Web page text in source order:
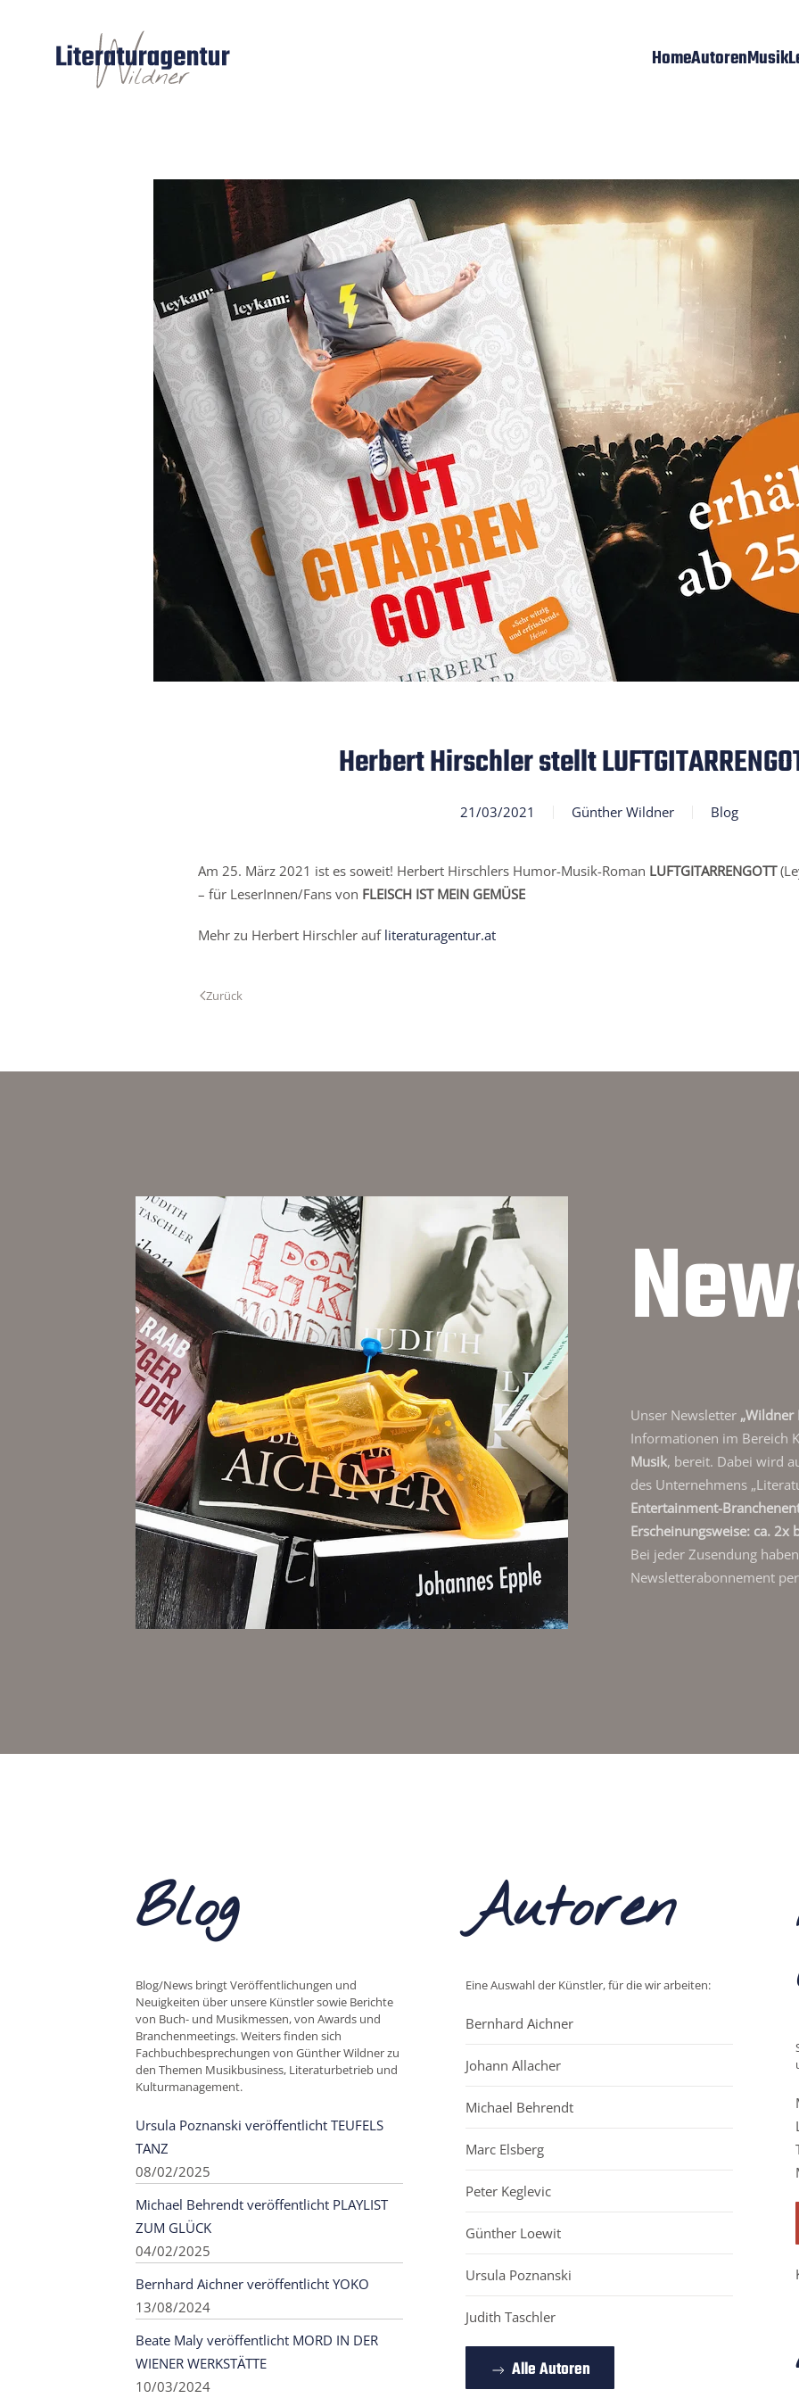
HomeAutorenMusik
Herbert Hirschler stellt
21/03/2021 Günther Wildner Blog
Am 25. März 2021 ist es soweit! Herbert Hirschlers Humor-Musik-Roman LUFTGITARRENGOTT
– für LeserInnen/Fans von FLEISCH IST MEIN GEMÜSE
Mehr zu Herbert Hirschler auf literaturagentur.at
Zurück
Unser Newsletter „Wildner
Informationen im Bereich
Musik, bereit. Dabei wird
des Unternehmens
Entertainment-
Erscheinungsweise: ca. 2x
Bei jeder Zusendung
Newsletterabonnement
Blog
Blog/News bringt Veröffentlichungen und
Neuigkeiten über unsere Künstler sowie Berichte
von Buch- und Musikmessen, von Awards und
Branchenmeetings. Weiters finden sich
Fachbuchbesprechungen von Günther Wildner zu
den Themen Musikbusiness, Literaturbetrieb und
Kulturmanagement.
Ursula Poznanski veröffentlicht TEUFELS
TANZ
08/02/2025
Michael Behrendt veröffentlicht PLAYLIST
ZUM GLÜCK
04/02/2025
Bernhard Aichner veröffentlicht YOKO
13/08/2024
Beate Maly veröffentlicht MORD IN DER
WIENER WERKSTÄTTE
10/03/2024
Autoren
Eine Auswahl der Künstler, für die wir arbeiten:
Bernhard Aichner
Johann Allacher
Michael Behrendt
Marc Elsberg
Peter Keglevic
Günther Loewit
Ursula Poznanski
Judith Taschler
Alle Autoren